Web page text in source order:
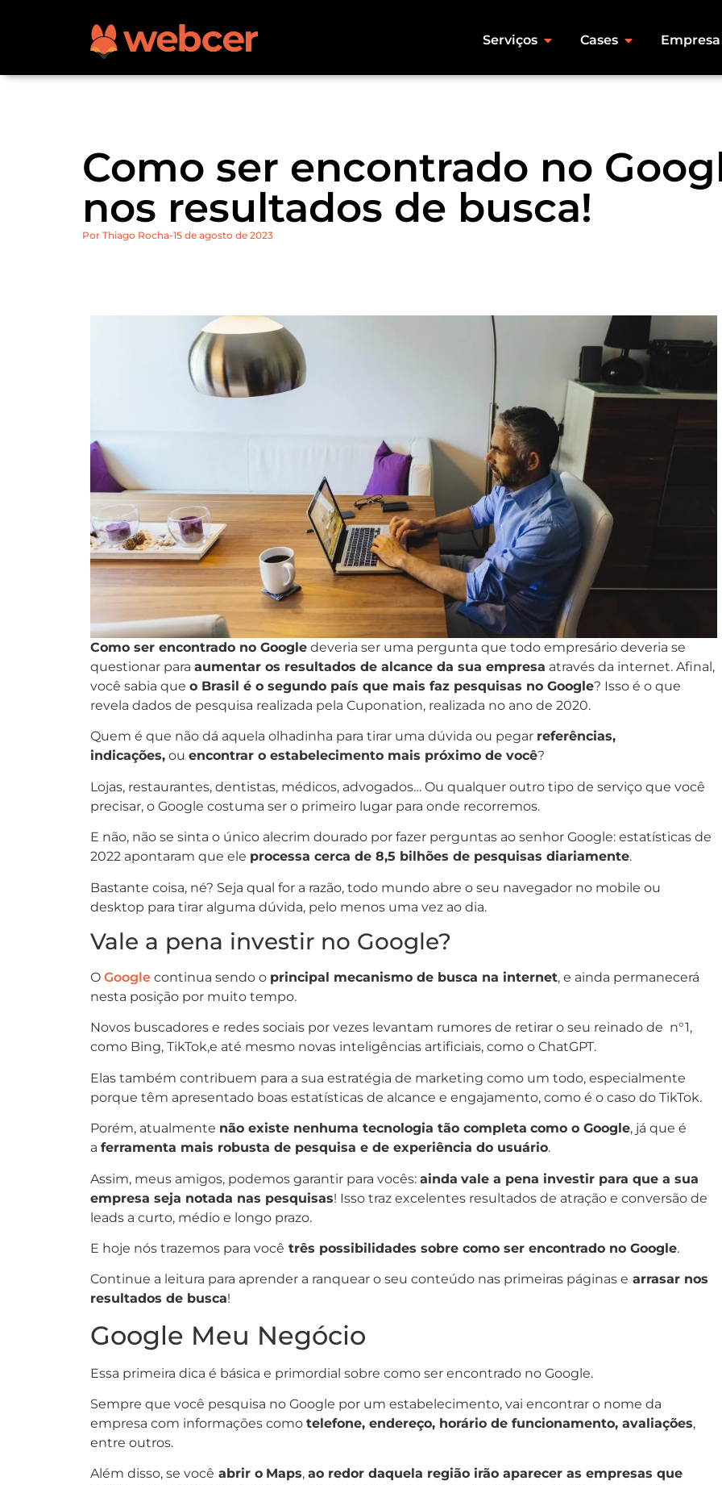
Serviços Cases Empresa
Como ser encontrado no
nos resultados de busca!
Por Thiago Rocha 15 de agosto de 2023
Como ser encontrado no Google deveria ser uma pergunta que todo empresário deveria se
questionar para aumentar os resultados de alcance da sua empresa através da internet. Afinal,
você sabia que o Brasil é o segundo país que mais faz pesquisas no Google? Isso é o que
revela dados de pesquisa realizada pela Cuponation, realizada no ano de 2020.
Quem é que não dá aquela olhadinha para tirar uma dúvida ou pegar referências,
indicações, ou encontrar o estabelecimento mais próximo de você?
Lojas, restaurantes, dentistas, médicos, advogados… Ou qualquer outro tipo de serviço que você
precisar, o Google costuma ser o primeiro lugar para onde recorremos.
E não, não se sinta o único alecrim dourado por fazer perguntas ao senhor Google: estatísticas de
2022 apontaram que ele processa cerca de 8,5 bilhões de pesquisas diariamente.
Bastante coisa, né? Seja qual for a razão, todo mundo abre o seu navegador no mobile ou
desktop para tirar alguma dúvida, pelo menos uma vez ao dia.
Vale a pena investir no Google?
O Google continua sendo o principal mecanismo de busca na internet, e ainda permanecerá
nesta posição por muito tempo.
Novos buscadores e redes sociais por vezes levantam rumores de retirar o seu reinado de n°1,
como Bing, TikTok,e até mesmo novas inteligências artificiais, como o ChatGPT.
Elas também contribuem para a sua estratégia de marketing como um todo, especialmente
porque têm apresentado boas estatísticas de alcance e engajamento, como é o caso do TikTok.
Porém, atualmente não existe nenhuma tecnologia tão completa como o Google, já que é
a ferramenta mais robusta de pesquisa e de experiência do usuário.
Assim, meus amigos, podemos garantir para vocês: ainda vale a pena investir para que a sua
empresa seja notada nas pesquisas! Isso traz excelentes resultados de atração e conversão de
leads a curto, médio e longo prazo.
E hoje nós trazemos para você três possibilidades sobre como ser encontrado no Google.
Continue a leitura para aprender a ranquear o seu conteúdo nas primeiras páginas e arrasar nos
resultados de busca!
Google Meu Negócio
Essa primeira dica é básica e primordial sobre como ser encontrado no Google.
Sempre que você pesquisa no Google por um estabelecimento, vai encontrar o nome da
empresa com informações como telefone, endereço, horário de funcionamento, avaliações,
entre outros.
Além disso, se você abrir o Maps, ao redor daquela região irão aparecer as empresas que